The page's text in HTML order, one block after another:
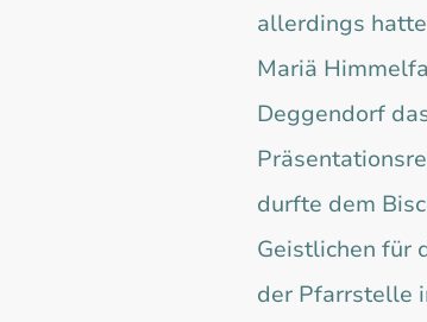
allerdings
Mariä
Deggendorf
durfte dem
Geistlichen für
der Pfarrstelle